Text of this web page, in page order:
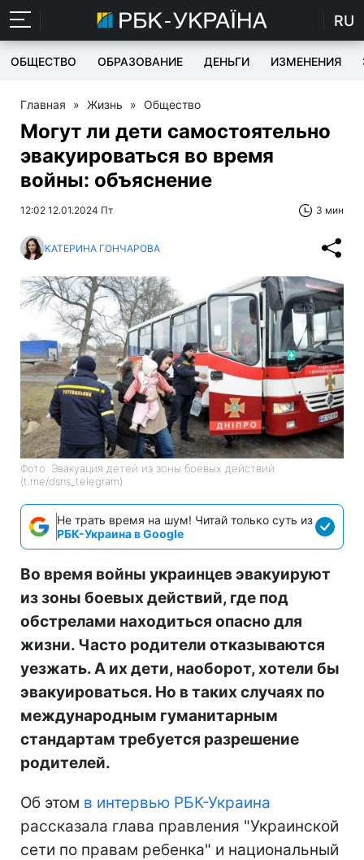
RU
ОБЩЕСТВО ОБРАЗОВАНИЕ ДЕНЬГИ ИЗМЕНЕНИЯ
Главная » Жизнь » Общество
Могут ли дети самостоятельно
эвакуироваться во время
войны: объяснение
12:02 12.01.2024 Пт 3 мин
КАТЕРИНА ГОНЧАРОВА
Фото: Эвакуация детей из зоны боевых действий
(t.me/dsns_telegram)
Не трать время на шум! Читай только суть из
РБК-Украина в Google
Во время войны украинцев эвакуируют
из зоны боевых действий, где под
обстрелами находиться опасно для
жизни. Часто родители отказываются
уезжать. А их дети, наоборот, хотели бы
эвакуироваться. Но в таких случаях по
международным гуманитарным
стандартам требуется разрешение
родителей.
Об этом в интервью РБК-Украина
рассказала глава правления "Украинской
сети по правам ребенка" и национальный